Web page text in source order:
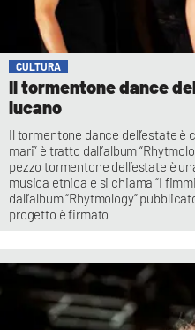
CULTURA
Il tormentone dance
lucano
Il tormentone dance dell’estate è
mari” è tratto dall’album
pezzo tormentone dell’estate è
musica etnica e si chiama “I
dall’album “Rhytmology”
progetto è firmato